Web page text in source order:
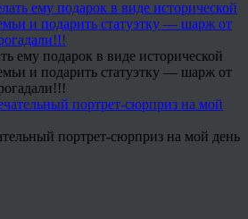
ему подарок в виде исторической
и подарить статуэтку — шарж от
портрет-сюрприз на мой день